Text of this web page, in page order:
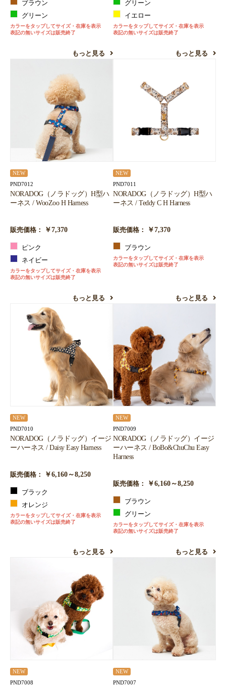
ブラウン
グリーン
カラーをタップしてサイズ・在庫を表示
表記の無いサイズは販売終了
もっと見る
グリーン
イエロー
カラーをタップしてサイズ・在庫を表示
表記の無いサイズは販売終了
もっと見る
NEW
PND7012
NORADOG（ノラドッグ）H型ハ
ーネス / WooZoo H Harness
販売価格： ￥7,370
ピンク
ネイビー
カラーをタップしてサイズ・在庫を表示
表記の無いサイズは販売終了
もっと見る
NEW
PND7011
NORADOG（ノラドッグ）H型ハ
ーネス / Teddy C H Harness
販売価格： ￥7,370
ブラウン
カラーをタップしてサイズ・在庫を表示
表記の無いサイズは販売終了
もっと見る
NEW
PND7010
NORADOG（ノラドッグ）イージ
ーハーネス / Daisy Easy Harness
販売価格： ￥6,160～8,250
ブラック
オレンジ
カラーをタップしてサイズ・在庫を表示
表記の無いサイズは販売終了
もっと見る
NEW
PND7009
NORADOG（ノラドッグ）イージ
ーハーネス / BoBo&ChuChu Easy
Harness
販売価格： ￥6,160～8,250
ブラウン
グリーン
カラーをタップしてサイズ・在庫を表示
表記の無いサイズは販売終了
もっと見る
NEW
PND7008
NEW
PND7007